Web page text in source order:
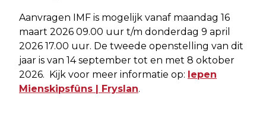
Aanvragen IMF is mogelijk vanaf maandag 16
maart 2026 09.00 uur t/m donderdag 9 april
2026 17.00 uur. De tweede openstelling van dit
jaar is van 14 september tot en met 8 oktober
2026. Kijk voor meer informatie op: Iepen
Mienskipsfûns | Fryslan.